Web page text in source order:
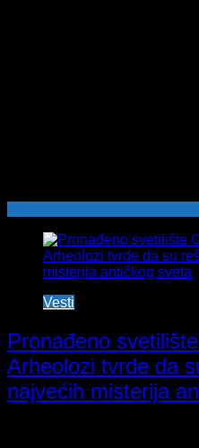
Vesti
Pronađeno
Arheolozi tvrde da
najvećih misterija